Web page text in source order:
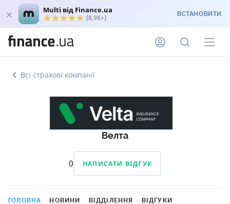
Multi від Finance.ua
(8,9K+) ВСТАНОВИТИ
Всі страхові компанії
Велта
0 НАПИСАТИ ВІДГУК
ГОЛОВНА НОВИНИ ВІДДІЛЕННЯ ВІДГУКИ